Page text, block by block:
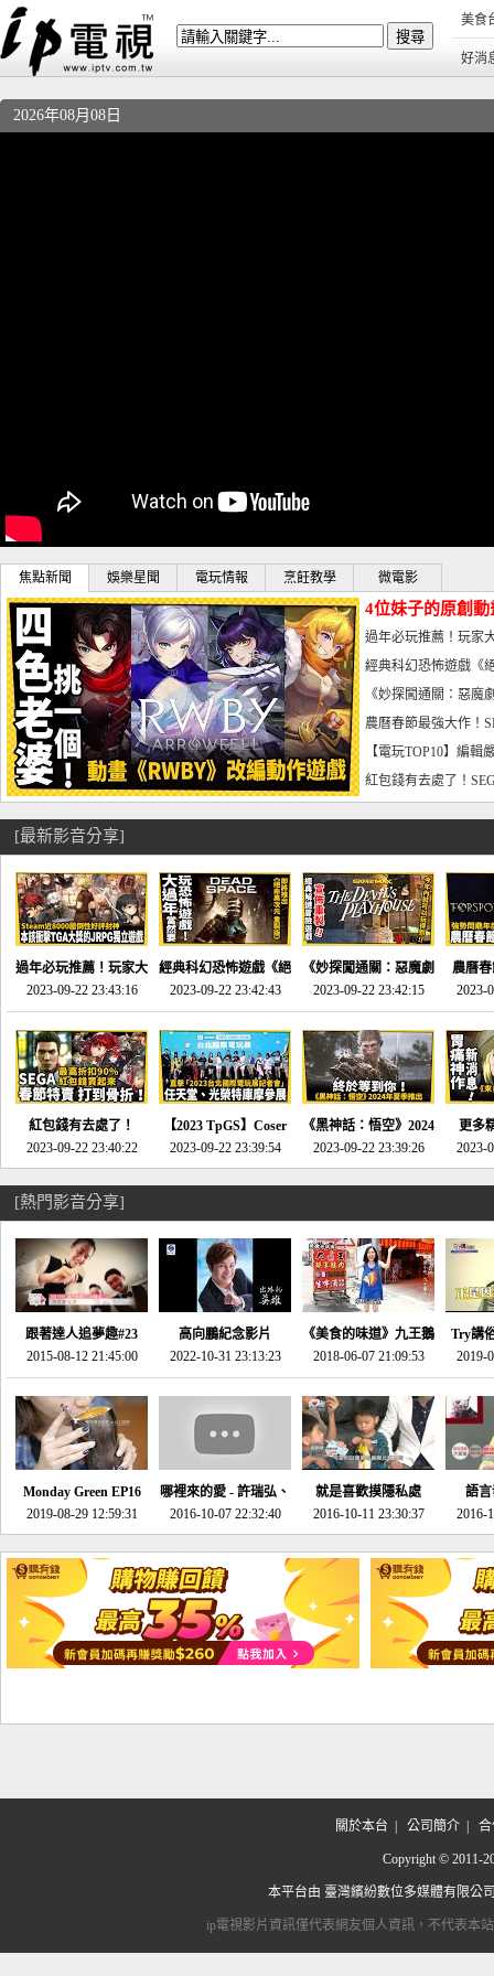
美食
好消
2026年08月08日
焦點新聞 娛樂星聞 電玩情報 烹飪教學 微電影
4位妹子的原創
曝光_電玩宅速配
過年必玩推薦！玩家
宅速配20230126
經典科幻恐怖遊戲《
懼體驗-電玩宅速配
《妙探闖通關：惡
到!!-電玩宅速配
農曆春節最強大作！
電玩宅速配20230123
【電玩TOP10】編
了，封面圖直接雷你
紅包錢有去處了！
宅速配20230119
[最新影音分享]
過年必玩推薦！玩家大
推的JRPG神作《神之
天平》介紹！-電玩宅
速配20230126
2023-09-22 23:43:16
經典科幻恐怖遊戲《絕
命異次元 重製版》重
回「石村號」的恐懼體
驗-電玩宅速配
20230125
2023-09-22 23:42:43
《妙探闖通關：惡魔劇
場》將推出「重製
版」!!!今年就能玩到!!-
電玩宅速配20230124
2023-09-22 23:42:15
農曆
SE社
動作角
電玩宅
2023-
紅包錢有去處了！
SEGA春節特賣 超過85
款遊戲打到骨折-電玩
宅速配20230119
2023-09-22 23:40:22
【2023 TpGS】Coser
和Show Girl搶先看！
直擊展前記者會-電玩
2023-09-22 23:39:54
《黑神話：悟空》2024
年夏季推出！確定不會
延期齁？-電玩宅速配
2023-09-22 23:39:26
更多
《來
金鄉
2023-
[熱門影音分享]
跟著達人追夢趣#23
promo-我想開間咖啡
館(謝佳凌)
2015-08-12 21:45:00
高向鵬紀念影片
2022-10-31 23:13:23
《美食的味道》九王鵝
肉
2018-06-07 21:09:53
Try講
2019-
Monday Green EP16
超意外~環保原來可以
邊玩邊做！
2019-08-29 12:59:31
哪裡來的愛 - 許瑞弘、
李其芬
2016-10-07 22:32:40
就是喜歡摸隱私處
2016-10-11 23:30:37
語
2016-
關於本台 公司簡介| 合
Copyright © 2011-
本平台由 臺灣繽紛數位多媒體有限公
ip電視影片資訊僅代表網友個人資訊，不代表本